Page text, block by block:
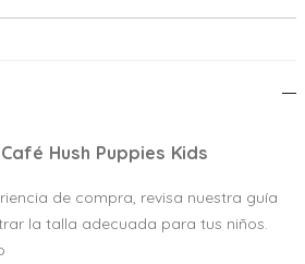
Hush Puppies Kids
de compra, revisa nuestra guía
la talla adecuada para tus niños.